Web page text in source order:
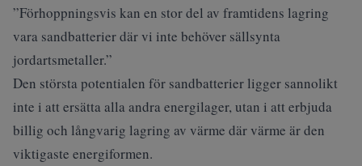
”Förhoppningsvis kan en stor del av framtidens lagring
vara sandbatterier där vi inte behöver sällsynta
jordartsmetaller.”
Den största potentialen för sandbatterier ligger sannolikt
inte i att ersätta alla andra energilager, utan i att erbjuda
billig och långvarig lagring av värme där värme är den
viktigaste energiformen.